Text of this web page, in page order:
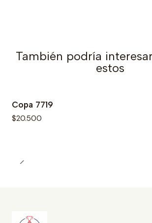
También podría
estos
Copa 7719
$20.500